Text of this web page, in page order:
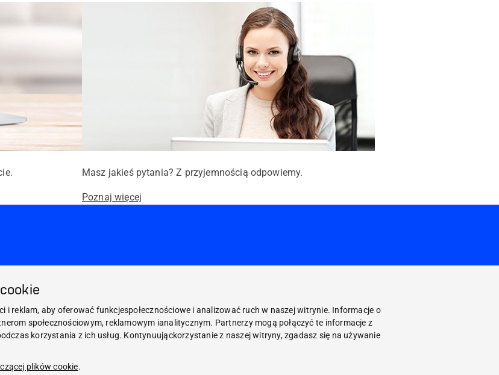
i reklam, aby oferować funkcjespołecznościowe i analizować ruch w naszej witrynie. Informacje o
społecznościowym, reklamowym ianalitycznym. Partnerzy mogą połączyć te informacje z
korzystania z ich usług. Kontynuująckorzystanie z naszej witryny, zgadasz się na używanie
plików cookie.
Masz jakieś pytania? Z przyjemnością odpowiemy.
Poznaj więcej